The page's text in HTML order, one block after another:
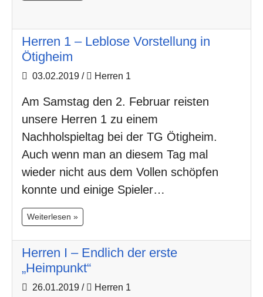
Herren 1 – Leblose Vorstellung in
Ötigheim
03.02.2019 / Herren 1
Am Samstag den 2. Februar reisten
unsere Herren 1 zu einem
Nachholspieltag bei der TG Ötigheim.
Auch wenn man an diesem Tag mal
wieder nicht aus dem Vollen schöpfen
konnte und einige Spieler…
Weiterlesen »
Herren I – Endlich der erste
„Heimpunkt“
26.01.2019 / Herren 1